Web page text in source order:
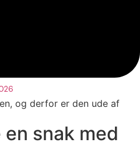
og derfor er den ude af
snak med